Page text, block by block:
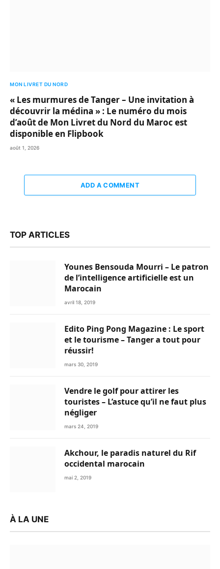
MON LIVRET DU NORD
« Les murmures de Tanger – Une invitation à
découvrir la médina » : Le numéro du mois
d’août de Mon Livret du Nord du Maroc est
disponible en Flipbook
août 1, 2026
ADD A COMMENT
TOP ARTICLES
Younes Bensouda Mourri – Le patron
de l’intelligence artificielle est un
Marocain
avril 18, 2019
Edito Ping Pong Magazine : Le sport
et le tourisme – Tanger a tout pour
réussir!
mars 30, 2019
Vendre le golf pour attirer les
touristes – L’astuce qu’il ne faut plus
négliger
mars 24, 2019
Akchour, le paradis naturel du Rif
occidental marocain
mai 2, 2019
À LA UNE